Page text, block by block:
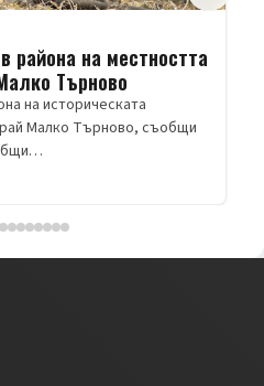
местността
съобщи